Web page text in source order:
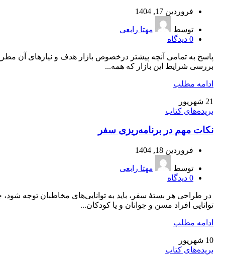
فروردین 17, 1404
توسط
مهتا رابعی
0 دیدگاه
پاسخ به تمامی آنچه پیشتر درخصوص بازار هدف و نیازهای آن
بررسی شرایط این بازار که همه...
ادامه مطلب
21 شهریور
بریده‌های کتاب
نکات مهم در برنامه‌‌ریزی سفر
فروردین 18, 1404
توسط
مهتا رابعی
0 دیدگاه
در طراحی هر بستۀ سفر، باید به توانایی‌های مخاطبان توجه
توانایی افراد مسن و جوانان و یا کودکان...
ادامه مطلب
10 شهریور
بریده‌های کتاب